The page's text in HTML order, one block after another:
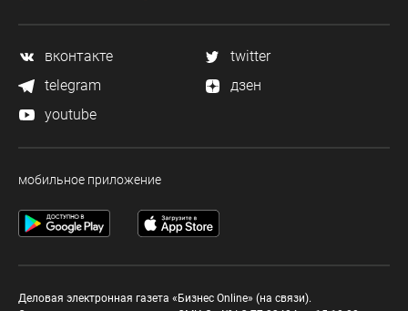
вконтакте
twitter
telegram
дзен
youtube
мобильное приложение
Деловая электронная газета «Бизнес Online» (на связи).